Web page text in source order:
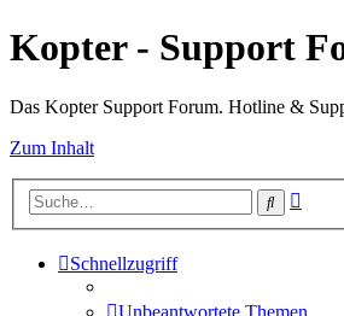
Kopter - Support
Das Kopter Support Forum. Hotline &
Zum Inhalt
Suche
Schnellzugriff